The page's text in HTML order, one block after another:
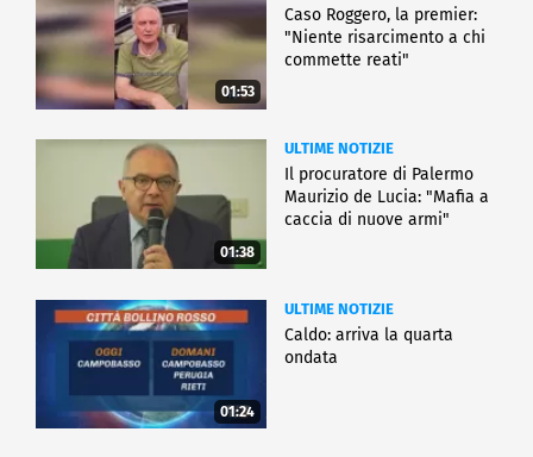
01:53
Caso Roggero, la premier:
"Niente risarcimento a chi
commette reati"
01:38
ULTIME NOTIZIE
Il procuratore di Palermo
Maurizio de Lucia: "Mafia a
caccia di nuove armi"
01:24
ULTIME NOTIZIE
Caldo: arriva la quarta
ondata